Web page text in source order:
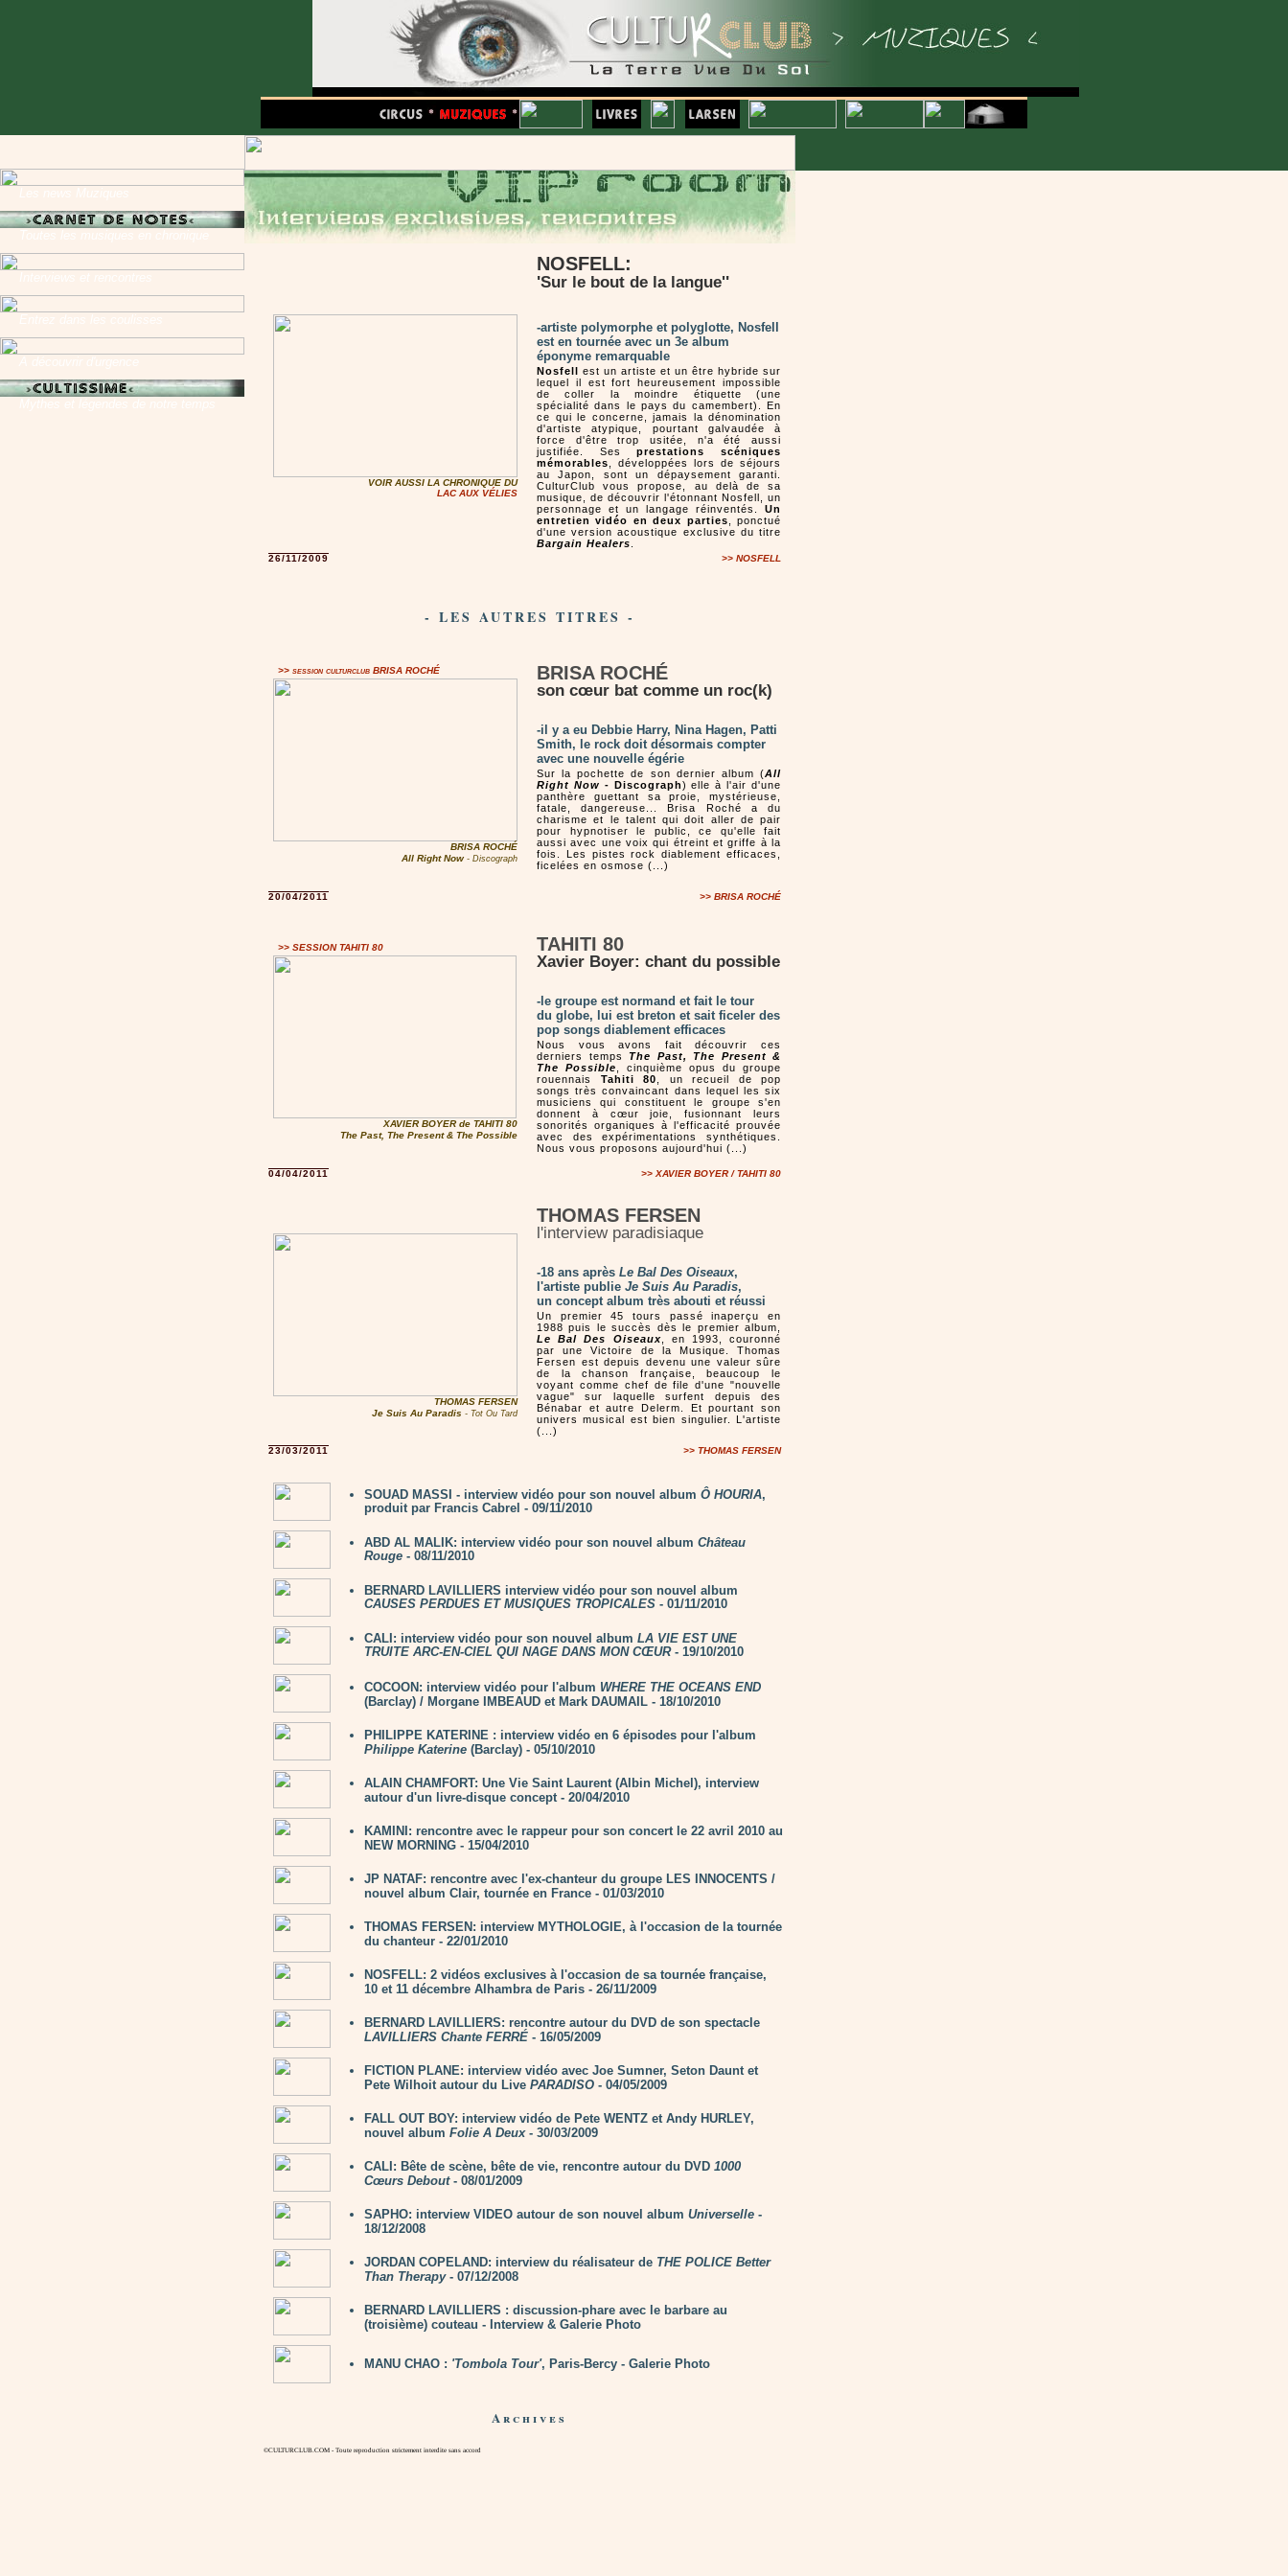
VOIR AUSSI LA CHRONIQUE DU
LAC AUX VÉLIES
NOSFELL:
'Sur le bout de la langue''
-artiste polymorphe et polyglotte, Nosfell
est en tournée avec un 3e album
éponyme remarquable
Nosfell est un artiste et un être hybride sur
lequel il est fort heureusement impossible
de coller la moindre étiquette (une
spécialité dans le pays du camembert). En
ce qui le concerne, jamais la dénomination
d'artiste atypique, pourtant galvaudée à
force d'être trop usitée, n'a été aussi
justifiée. Sesprestations scéniques
mémorables , développées lors de séjours
au Japon, sont un dépaysement garanti.
CulturClub vous propose, au delà de sa
musique, de découvrir l'étonnant Nosfell, un
personnage et un langage réinventés. Un
entretien vidéo en deux parties , ponctué
d'une version acoustique exclusive du titre
Bargain Healers
26/11/2009 >> NOSFELL
- LES AUTRES TITRES -
>> session culturclub BRISA ROCHÉ
BRISA ROCHÉ
All Right Now - Discograph
BRISA ROCHÉ
son cœur bat comme un roc(k)
-il y a eu Debbie Harry, Nina Hagen, Patti
Smith, le rock doit désormais compter
avec une nouvelle égérie
Sur la pochette de son dernier album (All
Right Now - Discograph) elle à l'air d'une
panthère guettant sa proie, mystérieuse,
fatale, dangereuse... Brisa Roché a du
charisme et le talent qui doit aller de pair
pour hypnotiser le public, ce qu'elle fait
aussi avec une voix qui étreint et griffe à la
fois. Les pistes rock diablement efficaces,
ficelées en osmose (...)
20/04/2011 >> BRISA ROCHÉ
>> SESSION TAHITI 80
XAVIER BOYER de TAHITI 80
The Past, The Present & The Possible
TAHITI 80
Xavier Boyer: chant du possible
-le groupe est normand et fait le tour
du globe, lui est breton et sait ficeler des
pop songs diablement efficaces
Nous vous avons fait découvrir ces
derniers temps The Past, The Present &
The Possible , cinquième opus du groupe
rouennais Tahiti 80 , un recueil de pop
songs très convaincant dans lequel les six
musiciens qui constituent le groupe s'en
donnent à cœur joie, fusionnant leurs
sonorités organiques à l'efficacité prouvée
avec des expérimentations synthétiques.
Nous vous proposons aujourd'hui (...)
04/04/2011 >> XAVIER BOYER / TAHITI 80
THOMAS FERSEN
Je Suis Au Paradis - Tot Ou Tard
THOMAS FERSEN
l'interview paradisiaque
-18 ans après Le Bal Des Oiseaux,
l'artiste publie Je Suis Au Paradis,
un concept album très abouti et réussi
Un premier 45 tours passé inaperçu en
1988 puis le succès dès le premier album,
Le Bal Des Oiseaux, en 1993, couronné
par une Victoire de la Musique. Thomas
Fersen est depuis devenu une valeur sûre
de la chanson française, beaucoup le
voyant comme chef de file d'une "nouvelle
vague" sur laquelle surfent depuis des
Bénabar et autre Delerm. Et pourtant son
univers musical est bien singulier. L'artiste
(...)
23/03/2011 >> THOMAS FERSEN
SOUAD MASSI - interview vidéo pour son nouvel album Ô HOURIA,
produit par Francis Cabrel - 09/11/2010
ABD AL MALIK: interview vidéo pour son nouvel album Château
Rouge - 08/11/2010
BERNARD LAVILLIERS interview vidéo pour son nouvel album
CAUSES PERDUES ET MUSIQUES TROPICALES - 01/11/2010
CALI: interview vidéo pour son nouvel album LA VIE EST UNE
TRUITE ARC-EN-CIEL QUI NAGE DANS MON CŒUR- 19/10/2010
COCOON: interview vidéo pour l'album WHERE THE OCEANS END
(Barclay) / Morgane IMBEAUD et Mark DAUMAIL - 18/10/2010
PHILIPPE KATERINE : interview vidéo en 6 épisodes pour l'album
Philippe Katerine (Barclay) - 05/10/2010
ALAIN CHAMFORT: Une Vie Saint Laurent (Albin Michel), interview
autour d'un livre-disque concept - 20/04/2010
KAMINI: rencontre avec le rappeur pour son concert le 22 avril 2010 au
NEW MORNING - 15/04/2010
JP NATAF: rencontre avec l'ex-chanteur du groupe LES INNOCENTS /
nouvel album Clair, tournée en France - 01/03/2010
THOMAS FERSEN: interview MYTHOLOGIE, à l'occasion de la tournée
du chanteur - 22/01/2010
NOSFELL: 2 vidéos exclusives à l'occasion de sa tournée française,
10 et 11 décembre Alhambra de Paris - 26/11/2009
BERNARD LAVILLIERS: rencontre autour du DVD de son spectacle
LAVILLIERS Chante FERRÉ - 16/05/2009
FICTION PLANE: interview vidéo avec Joe Sumner, Seton Daunt et
Pete Wilhoit autour du Live PARADISO - 04/05/2009
FALL OUT BOY: interview vidéo de Pete WENTZ et Andy HURLEY,
nouvel album Folie A Deux- 30/03/2009
CALI: Bête de scène, bête de vie, rencontre autour du DVD 1000
Cœurs Debout- 08/01/2009
SAPHO: interview VIDEO autour de son nouvel album Universelle -
18/12/2008
JORDAN COPELAND: interview du réalisateur de THE POLICE Better
Than Therapy- 07/12/2008
BERNARD LAVILLIERS : discussion-phare avec le barbare au
(troisième) couteau - Interview & Galerie Photo
MANU CHAO : 'Tombola Tour', Paris-Bercy - Galerie Photo
Archives
©CULTURCLUB.COM - Toute reproduction strictement interdite sans accord